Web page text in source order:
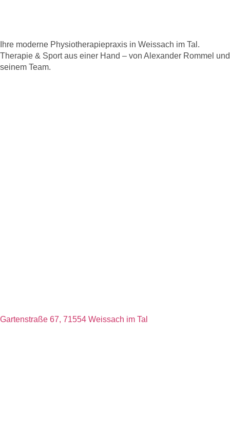
Ihre moderne Physiotherapiepraxis in Weissach im Tal.
Therapie & Sport aus einer Hand – von Alexander Rommel und
seinem Team.
Gartenstraße 67, 71554 Weissach im Tal